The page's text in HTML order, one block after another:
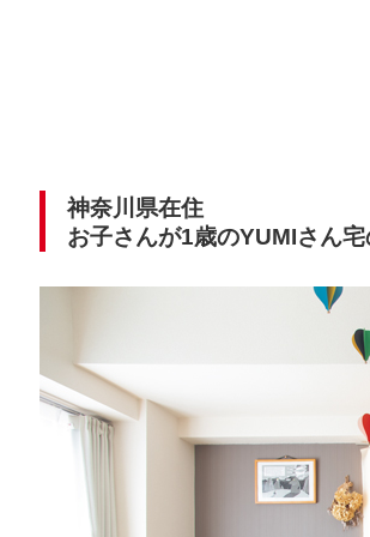
神奈川県在住
お子さんが1歳のYUMIさん